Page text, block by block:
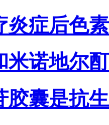
炎症后色
米诺地尔
胶囊是抗